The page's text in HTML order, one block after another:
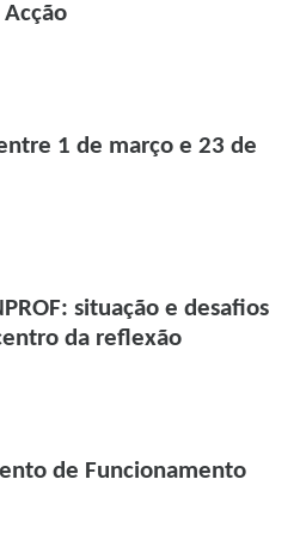
1 de março e 23 de
situação e desafios
da reflexão
de Funcionamento